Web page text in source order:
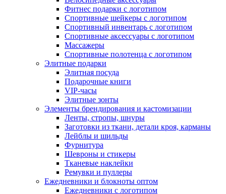
Фитнес подарки с логотипом
Спортивные шейкеры с логотипом
Спортивный инвентарь с логотипом
Спортивные аксессуары с логотипом
Массажеры
Спортивные полотенца с логотипом
Элитные подарки
Элитная посуда
Подарочные книги
VIP-часы
Элитные зонты
Элементы брендирования и кастомизации
Ленты, стропы, шнуры
Заготовки из ткани, детали кроя, карманы
Лейблы и шильды
Фурнитура
Шевроны и стикеры
Тканевые наклейки
Ремувки и пуллеры
Ежедневники и блокноты оптом
Ежедневники с логотипом